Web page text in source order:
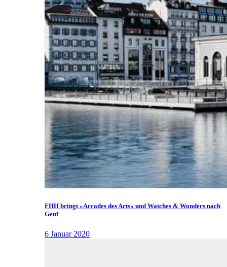
FHH bringt «Arcades des Arts» und Watches & Wonders nach
Genf
6 Januar 2020